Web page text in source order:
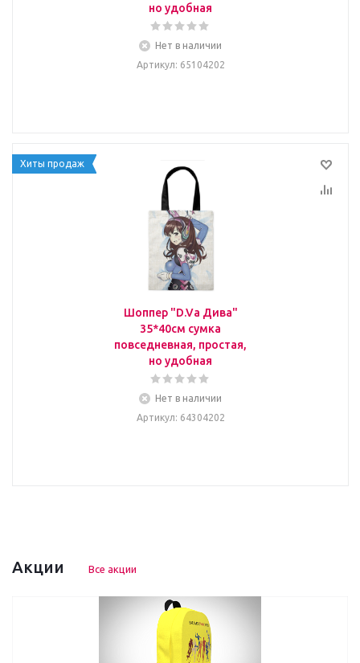
но удобная
Нет в наличии
Артикул: 65104202
Хиты продаж
Шоппер "D.Va Дива"
35*40см сумка
повседневная, простая,
но удобная
Нет в наличии
Артикул: 64304202
Акции Все акции